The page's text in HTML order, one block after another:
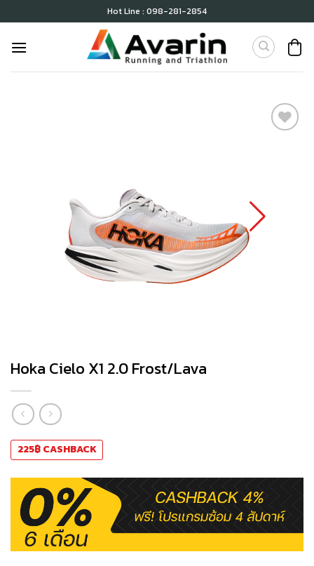
to
content
Hot Line : 098-281-2854
Hoka Cielo X1 2.0 Frost/Lava
225฿CASHBACK